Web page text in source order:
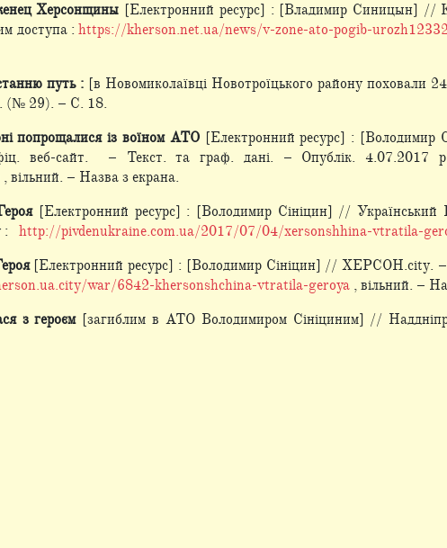
Херсонщины [Електронний ресурс] : [Владимир Синицын] //
доступа :https://kherson.net.ua/news/v-zone-ato-pogib-
путь : [в Новомиколаївці Новотроїцького району поховали
(№ 29). – С. 18.
попрощалися із воїном АТО[Електронний ресурс] : [Володимир
веб-сайт. – Текст. та граф. дані. – Опублік.
, вільний. – Назва з екрана.
[Електронний ресурс] : [Володимир Сініцин] // Український
: http://pivdenukraine.com.ua/2017/07/04/xersonshhina-vtratila-
[Електронний ресурс] : [Володимир Сініцин] // ХЕРСОН.city. –
war/6842-khersonshchina-vtratila-geroya , вільний. –
з героєм [загиблим в АТО Володимиром Сініциним] //